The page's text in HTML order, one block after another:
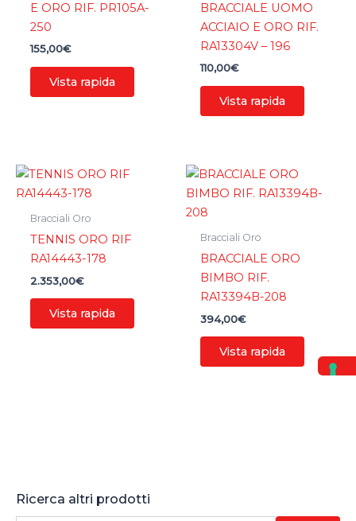
Ricerca altri prodotti
E ORO RIF. PR105A-
250
155,00€
Vista rapida
BRACCIALE UOMO
ACCIAIO E ORO RIF.
RA13304V – 196
110,00€
Vista rapida
Bracciali Oro
TENNIS ORO RIF
RA14443-178
2.353,00€
Vista rapida
Bracciali Oro
BRACCIALE ORO
BIMBO RIF.
RA13394B-208
394,00€
Vista rapida